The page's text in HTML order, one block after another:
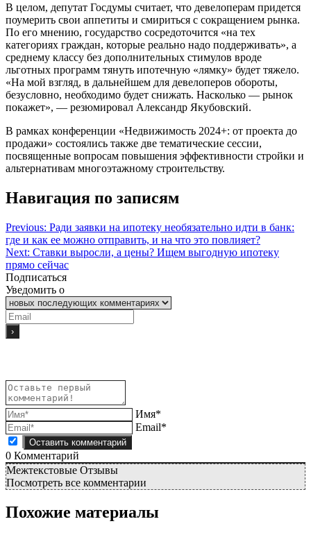
В целом, депутат Госдумы считает, что девелоперам придется
поумерить свои аппетиты и смириться с сокращением рынка.
По его мнению, государство сосредоточится «на тех
категориях граждан, которые реально надо поддерживать», а
среднему классу без дополнительных стимулов вроде
льготных программ тянуть ипотечную «лямку» будет тяжело.
«На мой взгляд, в дальнейшем для девелоперов обороты,
безусловно, необходимо будет снижать. Насколько — рынок
покажет», — резюмировал Александр Якубовский.
В рамках конференции «Недвижимость 2024+: от проекта до
продажи» состоялись также две тематические сессии,
посвященные вопросам повышения эффективности стройки и
альтернативам многоэтажному строительству.
Навигация по записям
Previous: Ради заявки на ипотеку необязательно идти в банк:
где и как ее можно отправить, и на что это повлияет?
Next: Ставки выросли, а цены? Ищем выгодную ипотеку
прямо сейчас
Подписаться
Уведомить о
Имя*
Email*
0 Комментарий
Межтекстовые Отзывы
Посмотреть все комментарии
Похожие материалы